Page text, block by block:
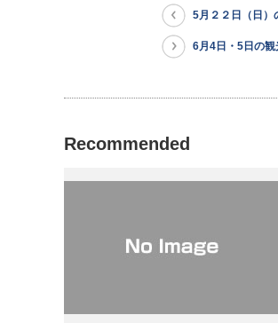
5月２２日（日）
6月4日・5日の
Recommended